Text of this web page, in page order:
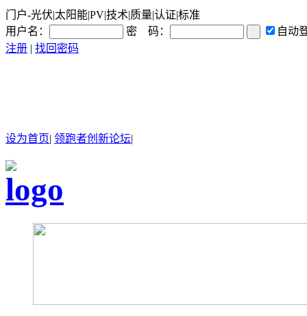
门户-光伏|太阳能|PV|技术|质量|认证|标准
用户名：
密 码：
自动
注册 | 找回密码
设为首页| 领跑者创新论坛|